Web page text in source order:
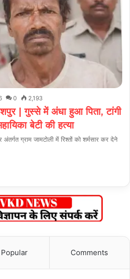
0 2,193
| गुस्से में अंधा हुआ पिता, टांगी
बेटी की हत्या
ग्राम जामटोली में रिश्तों को शर्मसार कर देने
Popular Comments